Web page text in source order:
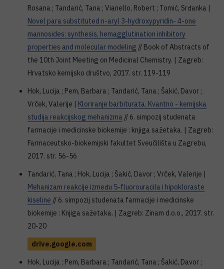
Rosana ; Tandarić, Tana ; Vianello, Robert ; Tomić, Srđanka |
Novel para substituted n-aryl 3-hydroxypyridin- 4-one
mannosides: synthesis, hemagglutination inhibitory
properties and molecular modeling // Book of Abstracts of
the 10th Joint Meeting on Medicinal Chemistry. | Zagreb:
Hrvatsko kemijsko društvo, 2017. str. 119-119
Hok, Lucija ; Pem, Barbara ; Tandarić, Tana ; Šakić, Davor ;
Vrček, Valerije | Kloriranje barbiturata. Kvantno - kemijska
studija reakcijskog mehanizma // 6. simpozij studenata
farmacije i medicinske biokemije : knjiga sažetaka. | Zagreb:
Farmaceutsko-biokemijski fakultet Sveučilišta u Zagrebu,
2017. str. 56-56
Tandarić, Tana ; Hok, Lucija ; Šakić, Davor ; Vrček, Valerije |
Mehanizam reakcije između 5-fluorouracila i hipokloraste
kiseline // 6. simpozij studenata farmacije i medicinske
biokemije : Knjiga sažetaka. | Zagreb: Zinam d.o.o., 2017. str.
20-20
drive.google.com
Hok, Lucija ; Pem, Barbara ; Tandarić, Tana ; Šakić, Davor ;